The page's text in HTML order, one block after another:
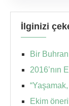
İlginizi
Bir
2016’nın
Ekim